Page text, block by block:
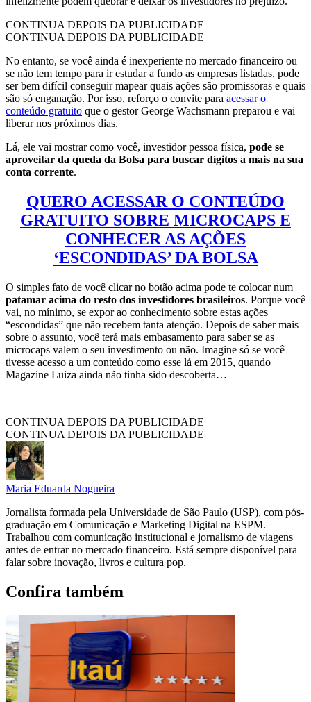
CONTINUA DEPOIS DA PUBLICIDADE
CONTINUA DEPOIS DA PUBLICIDADE
No entanto, se você ainda é inexperiente no mercado financeiro ou
se não tem tempo para ir estudar a fundo as empresas listadas, pode
ser bem difícil conseguir mapear quais ações são promissoras e quais
são só enganação. Por isso, reforço o convite para acessar o
conteúdo gratuito que o gestor George Wachsmann preparou e vai
liberar nos próximos dias.
Lá, ele vai mostrar como você, investidor pessoa física, pode se
aproveitar da queda da Bolsa para buscar dígitos a mais na sua
conta corrente.
QUERO ACESSAR O CONTEÚDO
GRATUITO SOBRE MICROCAPS E
CONHECER AS AÇÕES
‘ESCONDIDAS’ DA BOLSA
O simples fato de você clicar no botão acima pode te colocar num
patamar acima do resto dos investidores brasileiros. Porque você
vai, no mínimo, se expor ao conhecimento sobre estas ações
“escondidas” que não recebem tanta atenção. Depois de saber mais
sobre o assunto, você terá mais embasamento para saber se as
microcaps valem o seu investimento ou não. Imagine só se você
tivesse acesso a um conteúdo como esse lá em 2015, quando
Magazine Luiza ainda não tinha sido descoberta…
CONTINUA DEPOIS DA PUBLICIDADE
CONTINUA DEPOIS DA PUBLICIDADE
Maria Eduarda Nogueira
Jornalista formada pela Universidade de São Paulo (USP), com pós-
graduação em Comunicação e Marketing Digital na ESPM.
Trabalhou com comunicação institucional e jornalismo de viagens
antes de entrar no mercado financeiro. Está sempre disponível para
falar sobre inovação, livros e cultura pop.
Confira também